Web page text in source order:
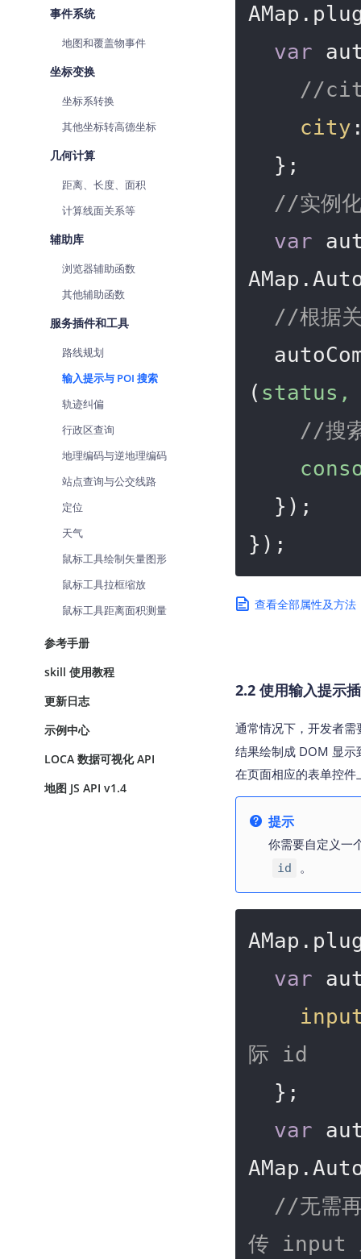
事件系统
地图和覆盖物事件
坐标变换
坐标系转换
其他坐标转高德坐标
几何计算
距离、长度、面积
计算线面关系等
辅助库
浏览器辅助函数
其他辅助函数
服务插件和工具
路线规划
输入提示与 POI 搜索
轨迹纠偏
行政区查询
地理编码与逆地理编码
站点查询与公交线路
定位
天气
鼠标工具绘制矢量图形
鼠标工具拉框缩放
鼠标工具距离面积测量
参考手册
skill 使用教程
更新日志
示例中心
LOCA 数据可视化 API
地图 JS API v1.4
var
//city
city
//实例
var
//根据
(
//搜
});
查看全部属性及方法
2.2 使用输入提示
通常情况下，开发者
结果绘制成 DOM 显示
在页面相应的表单控
提示
你需要自定义一
id 。
var
际 id
var
//无需
传 input